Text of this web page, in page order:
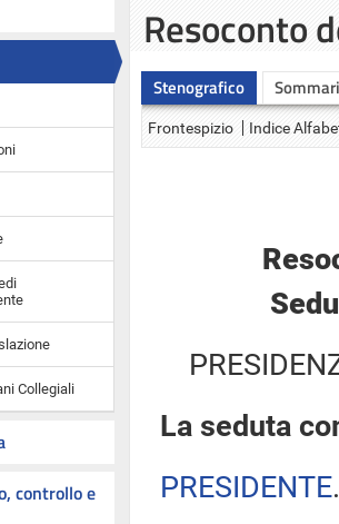
Collegiali
controllo e
Resoconto
Stenografico
Frontespizio Indice
La seduta
PRESIDENTE